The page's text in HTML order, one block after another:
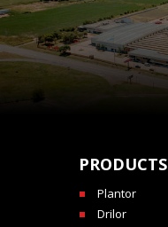
PRODUCTS
Plantor
Drilor